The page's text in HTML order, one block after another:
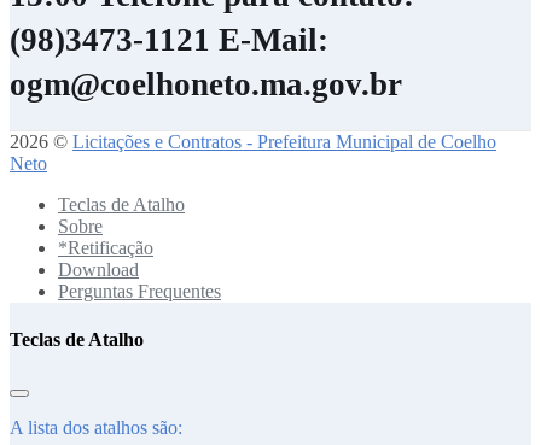
(98)3473-1121 E-Mail:
ogm@coelhoneto.ma.gov.br
2026 © Licitações e Contratos - Prefeitura Municipal de Coelho
Neto
Teclas de Atalho
Sobre
*Retificação
Download
Perguntas Frequentes
Teclas de Atalho
A lista dos atalhos são: